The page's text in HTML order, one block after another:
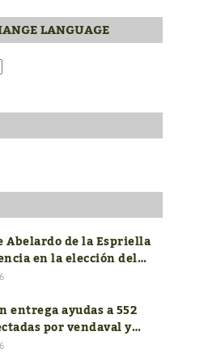
LANGUAGE
Abelardo de la Espriella
en la elección del
General
entrega ayudas a 552
por vendaval y
reconstrucción de 19